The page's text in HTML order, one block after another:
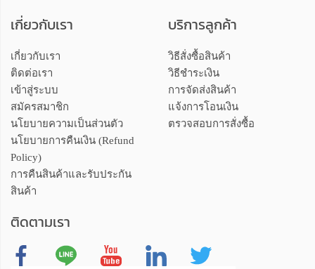
เกี่ยวกับเรา
เกี่ยวกับเรา
ติดต่อเรา
เข้าสู่ระบบ
สมัครสมาชิก
นโยบายความเป็นส่วนตัว
นโยบายการคืนเงิน (Refund
Policy)
การคืนสินค้าและรับประกัน
สินค้า
บริการลูกค้า
วิธีสั่งซื้อสินค้า
วิธีชำระเงิน
การจัดส่งสินค้า
แจ้งการโอนเงิน
ตรวจสอบการสั่งซื้อ
ติดตามเรา